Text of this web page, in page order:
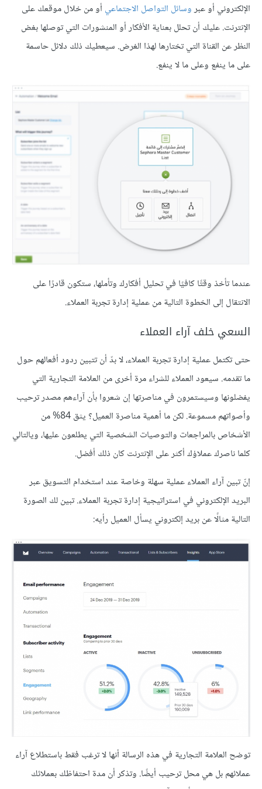
الإلكتروني أو عبروسائل التواصل الاجتماعي أو من خلال موقعك على
الإنترنت. عليك أن تحلل بعناية الأفكار أو المنشورات التي توصلها بغض
النظر عن القناة التي تختارها لهذا الغرض. سيعطيك ذلك دلائل حاسمة
على ما ينفع وعلى ما لا ينفع.
عندما تأخذ وقتًا كافيًا في تحليل أفكارك وتأملها، ستكون قادرًا على
الانتقال إلى الخطوة التالية من عملية إدارة تجربة العملاء.
السعي خلف آراء العملاء
حتى تكتمل عملية إدارة تجربة العملاء، لا بدّ أن تتبين ردود أفعالهم حول
ما تقدمه. سيعود العملاء للشراء مرة أخرى من العلامة التجارية التي
يفضلونها وسيستمرون في مناصرتها إن شعروا بأن آراءهم مصدر ترحيب
وأصواتهم مسموعة. لكن ما أهمية مناصرة العميل؟ يثق 84% من
الأشخاص بالمراجعات والتوصيات الشخصية التي يطلعون عليها، ويالتالي
كلما ناصرك عملاؤك أكثر على الإنترنت كان ذلك أفضل.
إنّ تبين آراء العملاء عملية سهلة وخاصة عند استخدام التسويق عبر
البريد الإلكتروني في استراتيجية إدارة تجربة العملاء. تبين لك الصورة
التالية مثالًا عن بريد إلكتروني يسأل العميل رأيه:
توضح العلامة التجارية في هذه الرسالة أنها لا ترغب فقط باستطلاع آراء
عملائهم بل هي محل ترحيب أيضًا. وتذكر أن مدة احتفاظك بعملائك